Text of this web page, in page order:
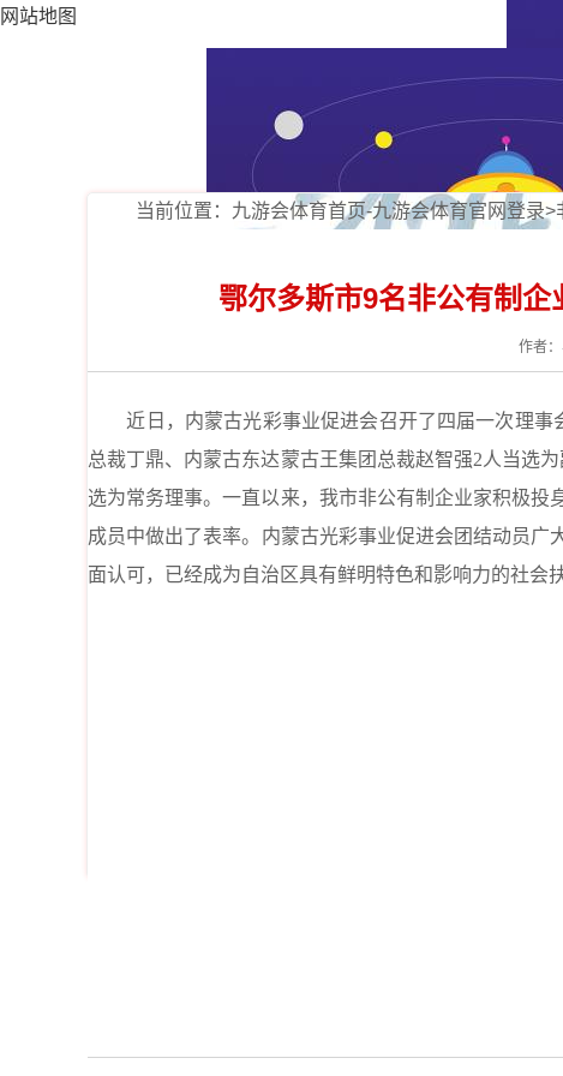
当前位置： 九游会体育首页-九游会体育官网登录>
鄂尔多斯市9名非公有制
作者
近日， 内蒙古光彩事业促进会召开了 四届一次理事
总裁丁鼎、内蒙古东达蒙古王集团总裁赵智强2人当选
选为常务理事。一直以来，我市非公有制企业家积极
成员中做出了表率。 内蒙古光彩事业促进会团结动员广
面认可，已经成为自治区具有鲜明特色和影响力的社会
网站地图